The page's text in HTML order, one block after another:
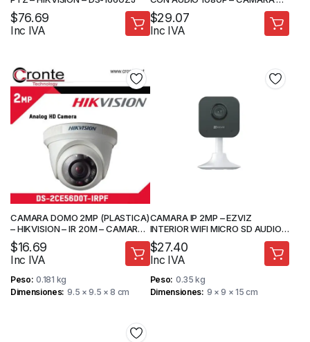
$76.69
Inc IVA
SEGURIDAD
$29.07
Inc IVA
CAMARA DOMO 2MP (PLASTICA)
– HIKVISION – IR 20M – CAMARA
DE SEGURIDAD
$16.69
Inc IVA
Peso 0.181 kg
Dimensiones 9.5 × 9.5 × 8 cm
CAMARA IP 2MP – EZVIZ
INTERIOR WIFI MICRO SD AUDIO 2
VIAS- CAMARA DE SEGURIDAD
$27.40
Inc IVA
Peso 0.35 kg
Dimensiones 9 × 9 × 15 cm